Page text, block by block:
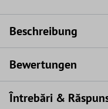
Beschreibung
Bewertungen
Întrebări &